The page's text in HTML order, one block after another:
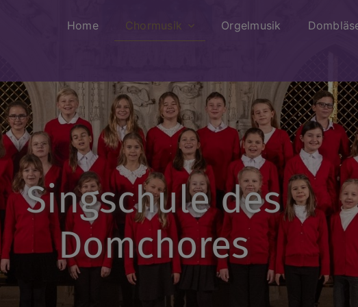
Home Chormusik Orgelmusik
Singschule des
Domchores